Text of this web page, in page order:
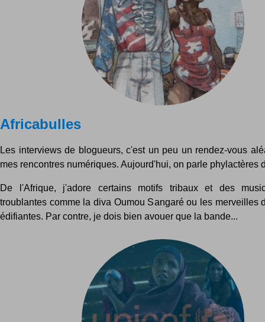
Africabulles
Les interviews de blogueurs, c'est un peu un rendez-vous
mes rencontres numériques. Aujourd'hui, on parle phylactères
De l'Afrique, j'adore certains motifs tribaux et des
troublantes comme la diva Oumou Sangaré ou les merveilles
édifiantes. Par contre, je dois bien avouer que la bande...